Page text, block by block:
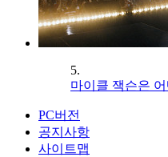
5.
마이클 잭슨은
PC버전
공지사항
사이트맵